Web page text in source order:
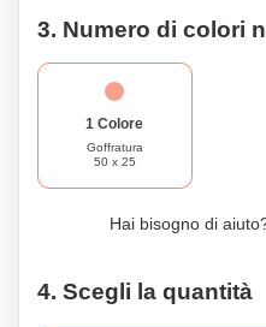
3. Numero di colori
1 Colore
Goffratura
50 x 25
Hai bisogno di
4. Scegli la quantità